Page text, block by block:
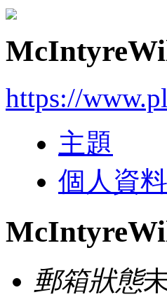
https://
主題
個人資料
郵箱狀態